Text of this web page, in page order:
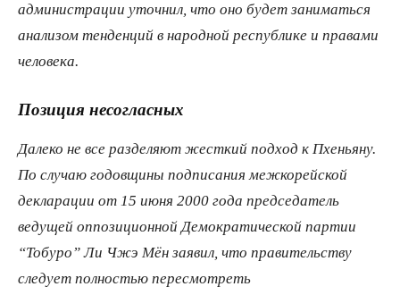
администрации уточнил, что оно будет заниматься
анализом тенденций в народной республике и правами
человека.
Позиция несогласных
Далеко не все разделяют жесткий подход к Пхеньяну.
По случаю годовщины подписания межкорейской
декларации от 15 июня 2000 года председатель
ведущей оппозиционной Демократической партии
“Тобуро” Ли Чжэ Мён заявил, что правительству
следует полностью пересмотреть